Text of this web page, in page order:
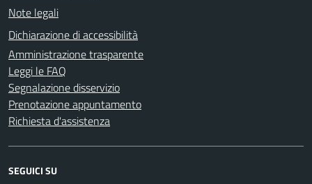
Note legali
Dichiarazione di accessibilità
Amministrazione trasparente
Leggi le FAQ
Segnalazione disservizio
Prenotazione appuntamento
Richiesta d'assistenza
SEGUICI SU